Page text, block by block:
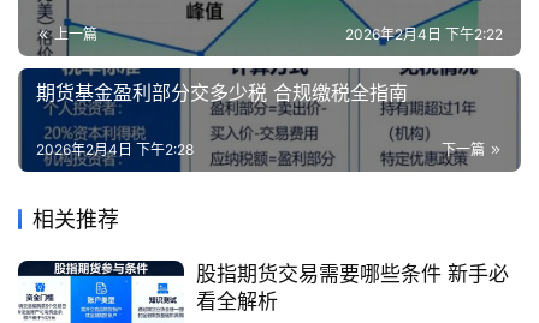
货
投
资
门
上一篇 2026年2月4日 下午2:22
期货基金盈利部分交多少税 合规缴税全指南
下一篇
2026年2月4日 下午2:28
相关推荐
股指期货交易需要哪些条件 新手必
看全解析